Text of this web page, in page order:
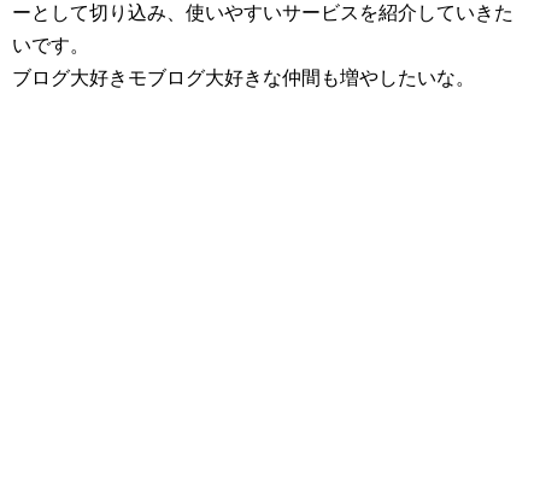
ーとして切り込み、使いやすいサービスを紹介していきた
いです。
ブログ大好きモブログ大好きな仲間も増やしたいな。